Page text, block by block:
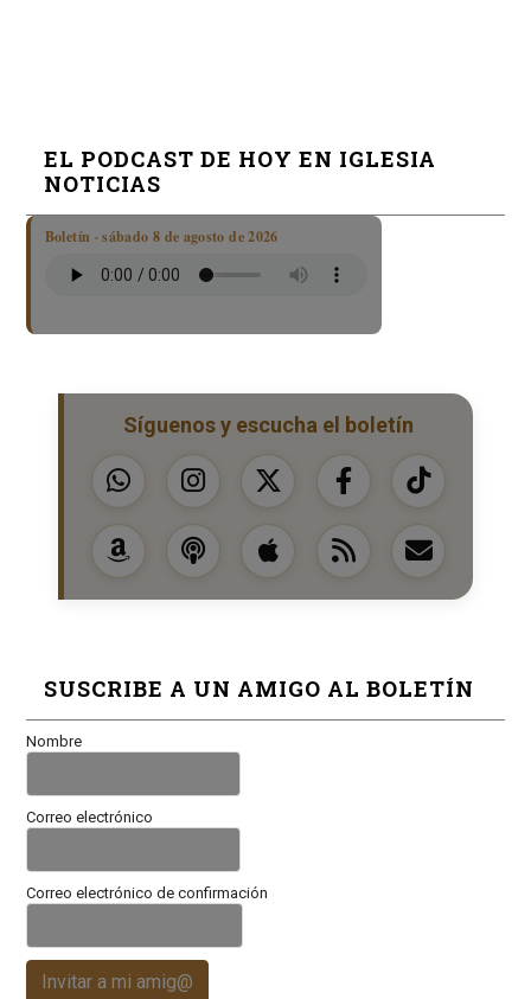
EL PODCAST DE HOY EN IGLESIA
NOTICIAS
Boletín · sábado 8 de agosto de 2026
Síguenos y escucha el boletín
SUSCRIBE A UN AMIGO AL BOLETÍN
Nombre
Correo electrónico
Correo electrónico de confirmación
Invitar a mi amig@